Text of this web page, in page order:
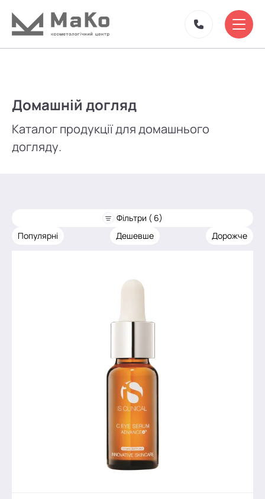
Домашній догляд
Каталог продукції для домашнього
догляду.
Фільтри ( 6)
Популярні
Дешевше Дорожче